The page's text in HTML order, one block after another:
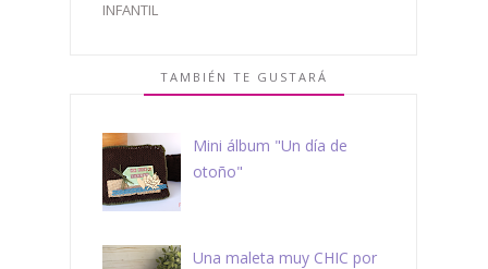
INFANTIL
TAMBIÉN TE GUSTARÁ
Mini álbum "Un día de
otoño"
Una maleta muy CHIC por